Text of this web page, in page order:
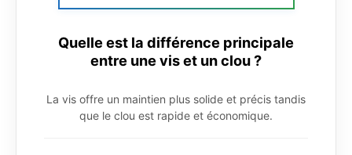
Quelle est la différence principale
entre une vis et un clou ?
La vis offre un maintien plus solide et précis tandis
que le clou est rapide et économique.